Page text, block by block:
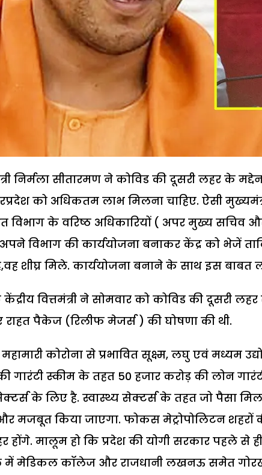
निर्मला सीतारमण ने कोविड की दूसरी लहर के
को अधिकतम लाभ मिलना चाहिए. ऐसी
विभाग के वरिष्ठ अधिकारियों ( अपर मुख्य सचिव
अपने विभाग की कार्ययोजना बनाकर केंद्र को भेजें
शीघ्र मिले. कार्ययोजना बनाने के साथ इस बाबत
वित्तमंत्री ने सोमवार को कोविड की दूसरी
राहत पैकेज (रिलीफ मेजर्स ) की घोषणा की थी.
कोरोना से प्रभावित सूक्ष्म, लघु एवं मध्यम
गारंटी स्कीम के तहत 50 हजार करोड़ की लोन
के लिए है. स्वास्थ्य सेक्टर्स के तहत जो पैसा
मजबूत किया जाएगा. फोकस मेट्रोपोलिटन
होंगे. मालूम हो कि प्रदेश की योगी सरकार पहले से
में मेडिकल कॉलेज और राजधानी लखनऊ समेत